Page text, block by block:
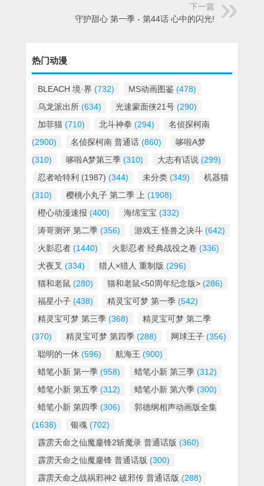
下一篇
守护甜心 第一季 - 第44话 心中的闪光!
热门动漫
BLEACH 境·界 (732) MS动画图鉴 (478)
乌龙派出所 (634) 光速蒙面侠21号 (290)
加菲猫 (710) 北斗神拳 (294)
名侦探柯南
(2900)
名侦探柯南 普通话 (860)
哆啦A梦
(310)
哆啦A梦第三季 (310) 大志有话说 (299)
忍者哈特利 (1987) (344) 未分类 (349)
机器猫
(310)
樱桃小丸子 第二季 上 (1908)
橙心动漫速报 (400) 海绵宝宝 (332)
涛哥测评 第二季 (356) 游戏王 怪兽之决斗 (642)
火影忍者 (1440) 火影忍者 经典战役之卷 (336)
犬夜叉 (334) 猎人×猎人 重制版 (296)
猫和老鼠 (280) 猫和老鼠<50周年纪念版> (286)
福星小子 (438) 精灵宝可梦 第一季 (542)
精灵宝可梦 第三季 (368)
精灵宝可梦 第二季
(370)
精灵宝可梦 第四季 (288) 网球王子 (356)
聪明的一休 (596) 航海王 (900)
蜡笔小新 第一季 (958) 蜡笔小新 第三季 (312)
蜡笔小新 第五季 (312) 蜡笔小新 第六季 (300)
蜡笔小新 第四季 (306)
郭德纲相声动画版全集
(1638)
银魂 (702)
霹雳天命之仙魔鏖锋2斩魔录 普通话版 (360)
霹雳天命之仙魔鏖锋 普通话版 (300)
霹雳天命之战祸邪神2 破邪传 普通话版 (288)